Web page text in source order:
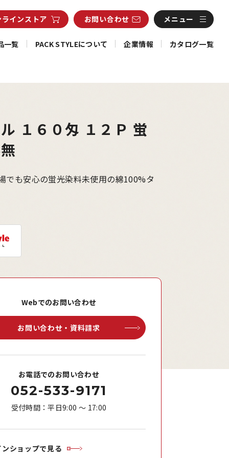
インストア お問い合わせ メニュー
一覧 PACK STYLEについて 企業情報 カタログ一覧
１６０匁 １２Ｐ 蛍
でも安心の蛍光染料未使用の綿100%タ
Webでのお問い合わせ
お問い合わせ・資料請求
お電話でのお問い合わせ
052-533-9171
受付時間：平日9:00 ～ 17:00
ショップで見る